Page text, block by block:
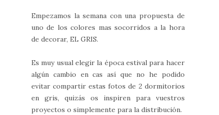
Empezamos la semana con una propuesta de
uno de los colores mas socorridos a la hora
de decorar, EL GRIS.
Es muy usual elegir la época estival para hacer
algún cambio en cas así que no he podido
evitar compartir estas fotos de 2 dormitorios
en gris, quizás os inspiren para vuestros
proyectos o simplemente para la distribución.